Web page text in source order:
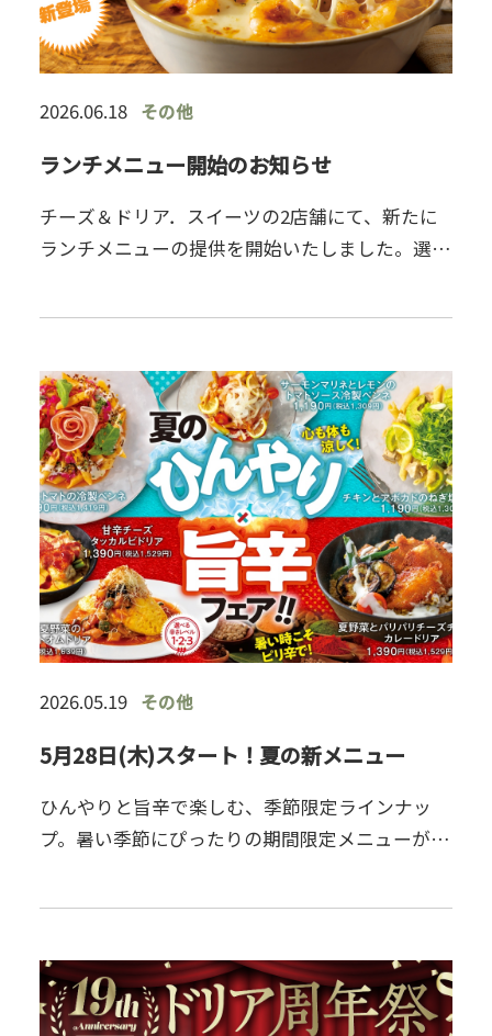
2026.06.18 その他
ランチメニュー開始のお知らせ
チーズ＆ドリア．スイーツの2店舗にて、新たに
ランチメニューの提供を開始いたしました。選べ
るお得なランチセットをご用意しております。メ
2026.05.19 その他
5月28日(木)スタート！夏の新メニュー
ひんやりと旨辛で楽しむ、季節限定ラインナッ
プ。暑い季節にぴったりの期間限定メニューが登
旨辛ドリア、彩り豊かなデザートをご用意しまし